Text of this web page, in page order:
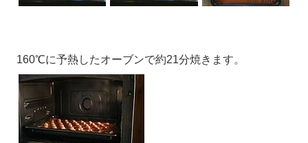
160℃に予熱したオーブンで約21分焼きます。